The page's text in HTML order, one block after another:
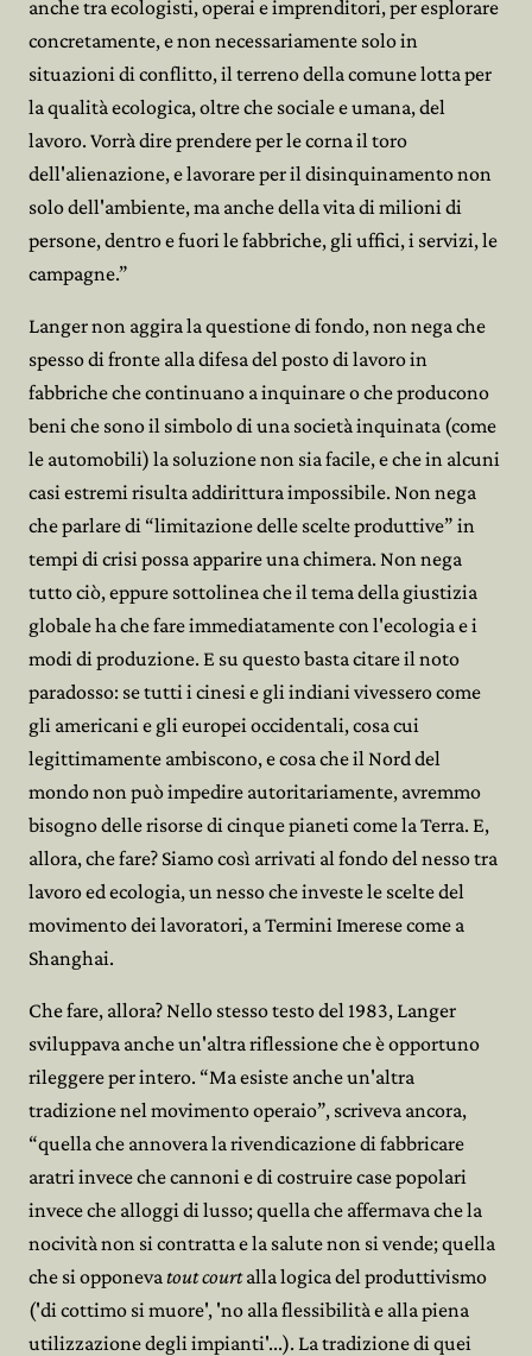
anche tra ecologisti, operai e imprenditori, per esplorare
concretamente, e non necessariamente solo in
situazioni di conflitto, il terreno della comune lotta per
la qualità ecologica, oltre che sociale e umana, del
lavoro. Vorrà dire prendere per le corna il toro
dell'alienazione, e lavorare per il disinquinamento non
solo dell'ambiente, ma anche della vita di milioni di
persone, dentro e fuori le fabbriche, gli uffici, i servizi, le
campagne.”
Langer non aggira la questione di fondo, non nega che
spesso di fronte alla difesa del posto di lavoro in
fabbriche che continuano a inquinare o che producono
beni che sono il simbolo di una società inquinata (come
le automobili) la soluzione non sia facile, e che in alcuni
casi estremi risulta addirittura impossibile. Non nega
che parlare di “limitazione delle scelte produttive” in
tempi di crisi possa apparire una chimera. Non nega
tutto ciò, eppure sottolinea che il tema della giustizia
globale ha che fare immediatamente con l'ecologia e i
modi di produzione. E su questo basta citare il noto
paradosso: se tutti i cinesi e gli indiani vivessero come
gli americani e gli europei occidentali, cosa cui
legittimamente ambiscono, e cosa che il Nord del
mondo non può impedire autoritariamente, avremmo
bisogno delle risorse di cinque pianeti come la Terra. E,
allora, che fare? Siamo così arrivati al fondo del nesso tra
lavoro ed ecologia, un nesso che investe le scelte del
movimento dei lavoratori, a Termini Imerese come a
Shanghai.
Che fare, allora? Nello stesso testo del 1983, Langer
sviluppava anche un'altra riflessione che è opportuno
rileggere per intero. “Ma esiste anche un'altra
tradizione nel movimento operaio”, scriveva ancora,
“quella che annovera la rivendicazione di fabbricare
aratri invece che cannoni e di costruire case popolari
invece che alloggi di lusso; quella che affermava che la
nocività non si contratta e la salute non si vende; quella
che si opponevatout courtalla logica del produttivismo
('di cottimo si muore', 'no alla flessibilità e alla piena
utilizzazione degli impianti'...). La tradizione di quei